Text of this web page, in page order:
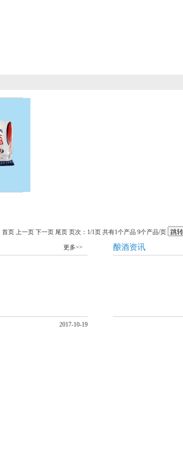
首页 上一页 下一页 尾页 页次：1/1页 共有1个产品 9个产品/页
更多>>
2017-10-19
酿酒资讯